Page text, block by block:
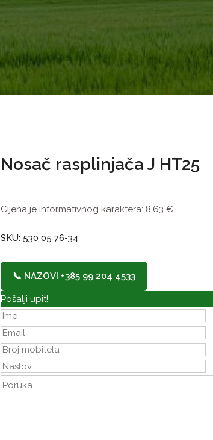
Nosač rasplinjača J HT25
Cijena je informativnog karaktera: 8,63 €
SKU: 530 05 76-34
📞 NAZOVI +385 99 204 4533
Pošalji upit!